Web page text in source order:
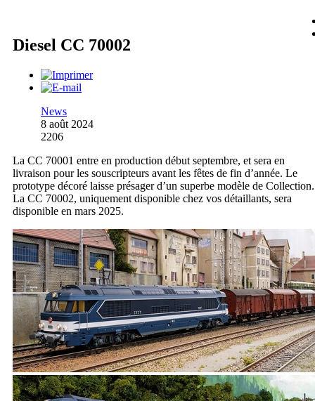
Diesel CC 70002
News
8 août 2024
2206
La CC 70001 entre en production début septembre, et sera en
livraison pour les souscripteurs avant les fêtes de fin d’année. Le
prototype décoré laisse présager d’un superbe modèle de Collection.
La CC 70002, uniquement disponible chez vos détaillants, sera
disponible en mars 2025.